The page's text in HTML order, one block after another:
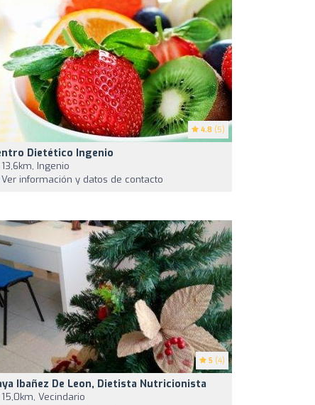
4.8 (5)
Dietético Ingenio
13,6km, Ingenio
Ver información y datos de contacto
5 (4)
Ibañez De Leon, Dietista Nutricionista
15,0km, Vecindario